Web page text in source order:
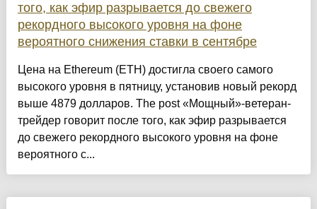
того, как эфир разрывается до свежего
рекордного высокого уровня на фоне
вероятного снижения ставки в сентябре
Цена на Ethereum (ETH) достигла своего самого
высокого уровня в пятницу, установив новый рекорд
выше 4879 долларов. The post «Мощный»-ветеран-
трейдер говорит после того, как эфир разрывается
до свежего рекордного высокого уровня на фоне
вероятного с...